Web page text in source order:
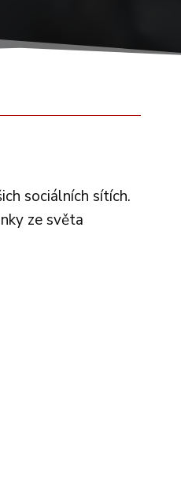
sociálních sítích.
ze světa